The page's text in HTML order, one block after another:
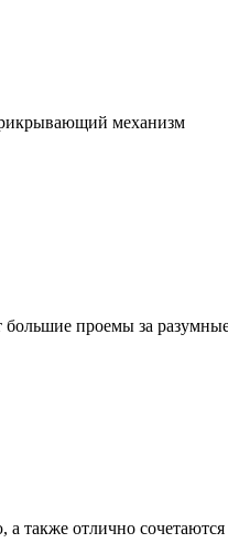
механизм
проемы за
также отлично